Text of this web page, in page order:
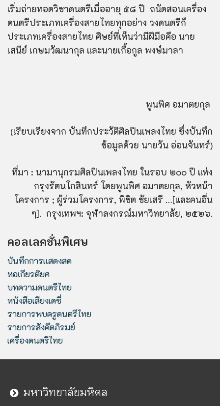
เริ่มถ่ายทอดวิชาดนตรีเมื่ออายุ ๕๘ ปี ถนัดสอนเครื่อง
ดนตรีประเภทเครื่องสายไทยทุกอย่าง วงดนตรีก็
ประเภทเครื่องสายไทย ศิษย์ที่เห็นว่ามีฝีมือคือ นาย
เสนีย์ เกษมวัฒนากุล และนายเกื้อกูล พงษ์มาลา
พูนพิศ อมาตยกุล
(เรียบเรียงจาก บันทึกประวัติศิลปินเพลงไทย ซึ่งบันทึก
ข้อมูลด้วย นายวัน อ่อนจันทร์)
ที่มา : นามานุกรมศิลปินเพลงไทย ในรอบ ๒๐๐ ปี แห่ง
กรุงรัตนโกสินทร์ โดยพูนพิศ อมาตยกุล, หัวหน้า
โครงการ ; ผู้ร่วมโครงการ, พิชิต ชัยเสรี …[และคนอื่น
ๆ]. กรุงเทพฯ: จุฬาลงกรณ์มหาวิทยาลัย, ๒๕๒๖.
คอลเลคชั่นพิเศษ
บันทึกการแสดงสด
หอเกียรติยศ
บทความดนตรีไทย
หนังสือเสียงเดซี่
รายการพบครูดนตรีไทย
รายการสังคีตภิรมย์
เครื่องดนตรีไทย
มหาวิทยาลัยมหิดล